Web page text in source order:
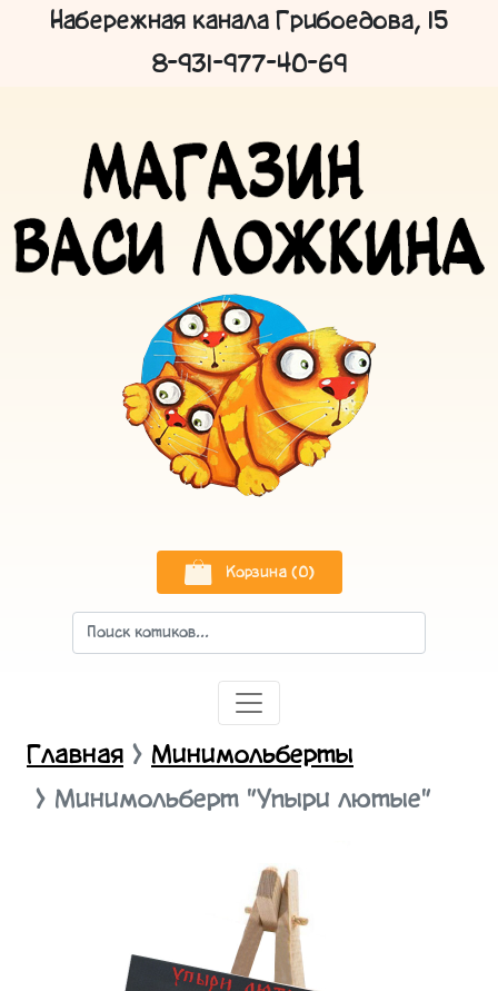
Набережная канала Грибоедова, 15
8-931-977-40-69
Корзина (0)
Главная
Минимольберты
Минимольберт "Упыри лютые"